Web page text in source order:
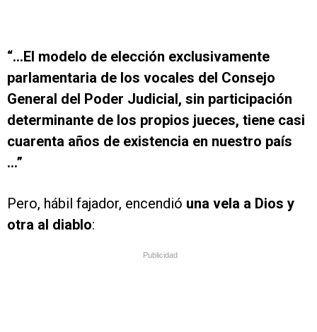
“…El modelo de elección exclusivamente
parlamentaria de los vocales del Consejo
General del Poder Judicial, sin participación
determinante de los propios jueces, tiene casi
cuarenta años de existencia en nuestro país
…”
Pero, hábil fajador, encendió una vela a Dios y
otra al diablo:
Publicidad